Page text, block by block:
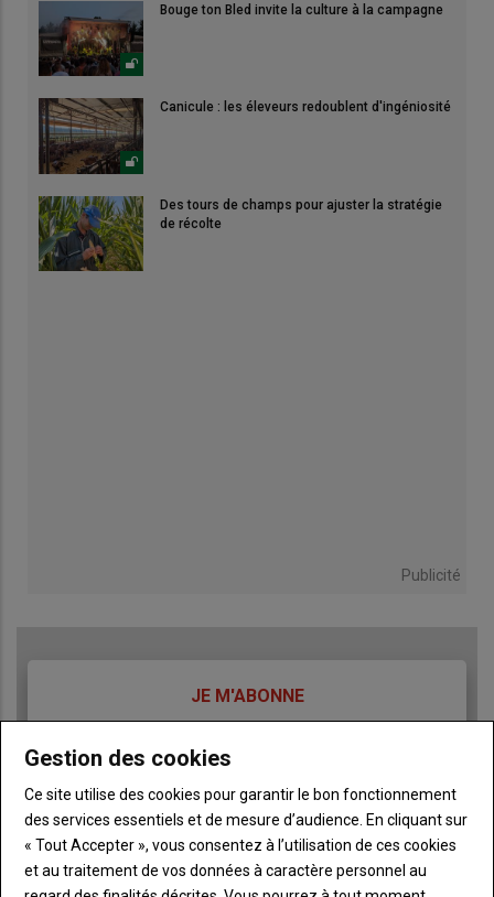
Bouge ton Bled invite la culture à la campagne
Canicule : les éleveurs redoublent d'ingéniosité
Des tours de champs pour ajuster la stratégie
de récolte
Publicité
JE M'ABONNE
Lien JE M'ABONNE
ListeAccédez à tous les articles du site Terre de Touraine
Gestion des cookies
Ce site utilise des cookies pour garantir le bon fonctionnement
des services essentiels et de mesure d’audience. En cliquant sur
« Tout Accepter », vous consentez à l’utilisation de ces cookies
et au traitement de vos données à caractère personnel au